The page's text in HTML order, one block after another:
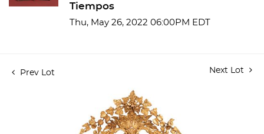
Tiempos
Thu, May 26, 2022 06:00PM EDT
Prev Lot Next Lot